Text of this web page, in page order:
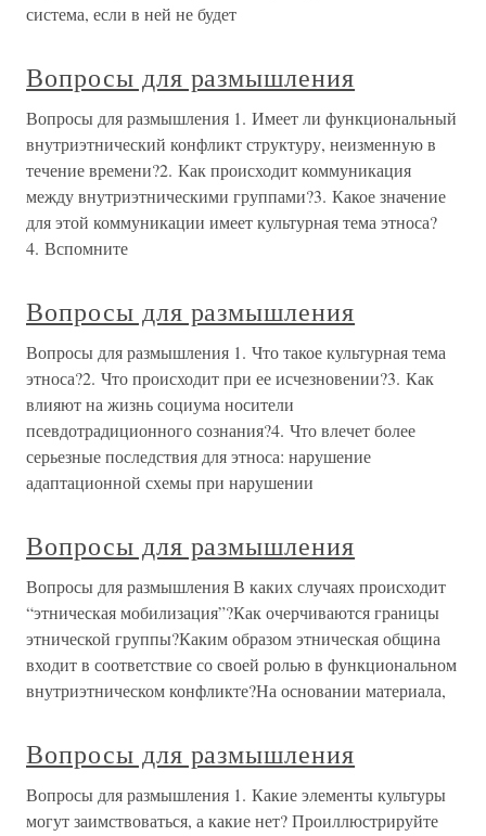
система, если в ней не будет
Вопросы для размышления
Вопросы для размышления 1. Имеет ли функциональный
внутриэтнический конфликт структуру, неизменную в
течение времени?2. Как происходит коммуникация
между внутриэтническими группами?3. Какое значение
для этой коммуникации имеет культурная тема этноса?
4. Вспомните
Вопросы для размышления
Вопросы для размышления 1. Что такое культурная тема
этноса?2. Что происходит при ее исчезновении?3. Как
влияют на жизнь социума носители
псевдотрадиционного сознания?4. Что влечет более
серьезные последствия для этноса: нарушение
адаптационной схемы при нарушении
Вопросы для размышления
Вопросы для размышления В каких случаях происходит
“этническая мобилизация”?Как очерчиваются границы
этнической группы?Каким образом этническая община
входит в соответствие со своей ролью в функциональном
внутриэтническом конфликте?На основании материала,
Вопросы для размышления
Вопросы для размышления 1. Какие элементы культуры
могут заимствоваться, а какие нет? Проиллюстрируйте